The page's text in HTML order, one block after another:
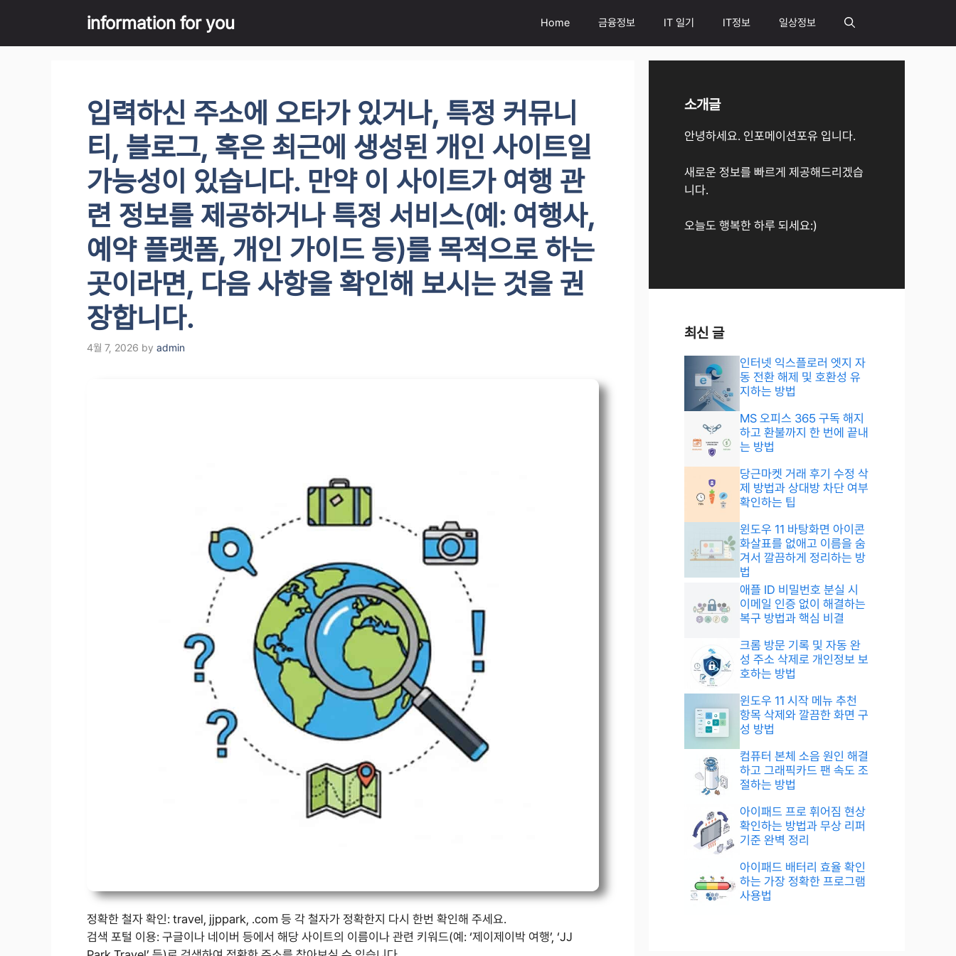
content
information for you Home 금융정보 IT 일기 IT정보 일상정보
입력하신 주소에 오타가 있거나, 특정 커뮤니
티, 블로그, 혹은 최근에 생성된 개인 사이트일
가능성이 있습니다. 만약 이 사이트가 여행 관
련 정보를 제공하거나 특정 서비스(예: 여행사,
예약 플랫폼, 개인 가이드 등)를 목적으로 하는
곳이라면, 다음 사항을 확인해 보시는 것을 권
장합니다.
4월 7, 2026 by admin
정확한 철자 확인: travel, jjppark, .com 등 각 철자가 정확한지 다시 한번 확인해 주세요.
검색 포털 이용: 구글이나 네이버 등에서 해당 사이트의 이름이나 관련 키워드(예: ‘제이제이박 여행’, ‘JJ
소개글
안녕하세요. 인포메이션포유 입니다.
새로운 정보를 빠르게 제공해드리겠습
니다.
오늘도 행복한 하루 되세요:)
최신 글
인터넷 익스플로러 엣지 자
동 전환 해제 및 호환성 유
지하는 방법
MS 오피스 365 구독 해지
하고 환불까지 한 번에 끝내
는 방법
당근마켓 거래 후기 수정 삭
제 방법과 상대방 차단 여부
확인하는 팁
윈도우 11 바탕화면 아이콘
화살표를 없애고 이름을 숨
겨서 깔끔하게 정리하는 방
법
애플 ID 비밀번호 분실 시
이메일 인증 없이 해결하는
복구 방법과 핵심 비결
크롬 방문 기록 및 자동 완
성 주소 삭제로 개인정보 보
호하는 방법
윈도우 11 시작 메뉴 추천
항목 삭제와 깔끔한 화면 구
성 방법
컴퓨터 본체 소음 원인 해결
하고 그래픽카드 팬 속도 조
절하는 방법
아이패드 프로 휘어짐 현상
확인하는 방법과 무상 리퍼
기준 완벽 정리
아이패드 배터리 효율 확인
하는 가장 정확한 프로그램
사용법